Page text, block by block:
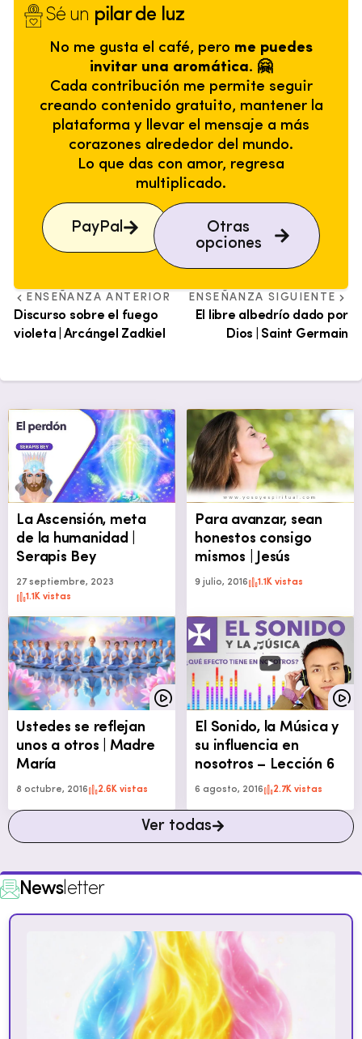
Sé un pilar de luz
No me gusta el café, pero me puedes
invitar una aromática. 🤗
Cada contribución me permite seguir
creando contenido gratuito, mantener la
plataforma y llevar el mensaje a más
corazones alrededor del mundo.
Lo que das con amor, regresa
multiplicado.
PayPal
Otras
opciones
ENSEÑANZA ANTERIOR
Discurso sobre el fuego
violeta | Arcángel Zadkiel
ENSEÑANZA SIGUIENTE
El libre albedrío dado por
Dios | Saint Germain
La Ascensión, meta
de la humanidad |
Serapis Bey
27 septiembre, 2023
1.1K vistas
Para avanzar, sean
honestos consigo
mismos | Jesús
9 julio, 2016 1.1K vistas
Ustedes se reflejan
unos a otros | Madre
María
8 octubre, 2016 2.6K vistas
El Sonido, la Música y
su influencia en
nosotros – Lección 6
6 agosto, 2016 2.7K vistas
Ver todas
Newsletter